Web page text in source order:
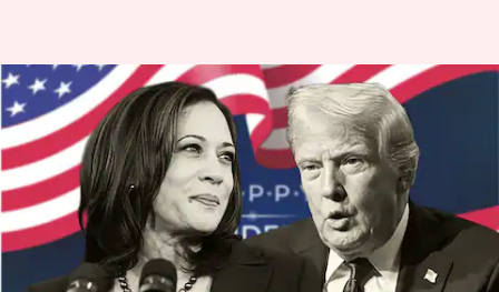
अमेरिका: डोनाल्ड ट्रंप बोले- कमला
हैरिस इजरायल और अरब से नफरत
करती हैं
लेखन गजेंद्र Sep 11, 2024 10:05 am
क्या है खबर?